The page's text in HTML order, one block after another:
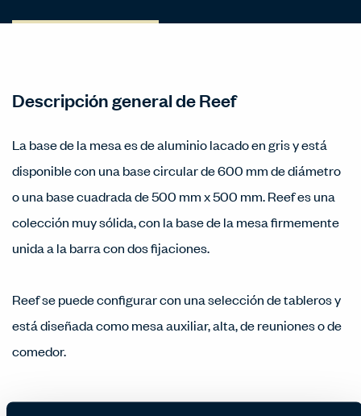
Descripción general de Reef
La base de la mesa es de aluminio lacado en gris y está
disponible con una base circular de 600 mm de diámetro
o una base cuadrada de 500 mm x 500 mm. Reef es una
colección muy sólida, con la base de la mesa firmemente
unida a la barra con dos fijaciones.
Reef se puede configurar con una selección de tableros y
está diseñada como mesa auxiliar, alta, de reuniones o de
comedor.